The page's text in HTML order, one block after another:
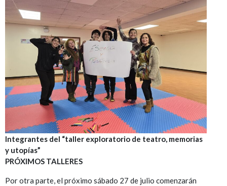
Integrantes del “taller exploratorio de teatro, memorias
y utopías”
PRÓXIMOS TALLERES
Por otra parte, el próximo sábado 27 de julio comenzarán